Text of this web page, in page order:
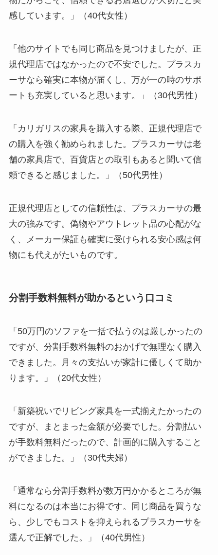
感しています。」（40代女性）
「他のサイトでも同じ商品を見つけましたが、正
規代理店ではなかったので不安でした。プラスカ
ーサなら確実に本物が届くし、万が一の時のサポ
ートも充実していると思います。」（30代男性）
「カリガリスの家具を購入する際、正規代理店で
の購入を強く勧められました。プラスカーサは老
舗の家具店で、百貨店との取引もあると聞いて信
頼できると感じました。」（50代男性）
正規代理店としての信頼性は、プラスカーサの最
大の強みです。偽物やアウトレット品の心配がな
く、メーカー保証も確実に受けられる安心感は何
物にも代えがたいものです。
分割手数料無料が助かるという口コミ
「50万円のソファを一括で払うのは厳しかったの
ですが、分割手数料無料のおかげで無理なく購入
できました。月々の支払いが家計に優しくて助か
ります。」（20代女性）
「新築祝いでリビング家具を一式揃えたかったの
ですが、まとまった金額が必要でした。分割払い
が手数料無料だったので、計画的に購入すること
ができました。」（30代夫婦）
「通常なら分割手数料が数万円かかるところが無
料になるのは本当にお得です。同じ商品を買うな
ら、少しでもコストを抑えられるプラスカーサを
選んで正解でした。」（40代男性）